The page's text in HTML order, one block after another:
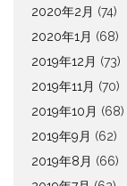
2020年2月 (74)
2020年1月 (68)
2019年12月 (73)
2019年11月 (70)
2019年10月 (68)
2019年9月 (62)
2019年8月 (66)